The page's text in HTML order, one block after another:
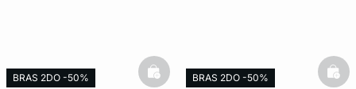
BRAS 2DO -50% basketfullBRAS 2DO -50%